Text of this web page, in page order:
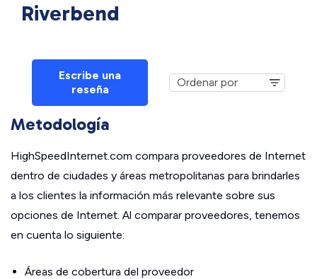
Riverbend
Escribe una
reseña
Metodología
HighSpeedInternet.com compara proveedores de Internet
dentro de ciudades y áreas metropolitanas para brindarles
a los clientes la información más relevante sobre sus
opciones de Internet. Al comparar proveedores, tenemos
en cuenta lo siguiente:
Áreas de cobertura del proveedor